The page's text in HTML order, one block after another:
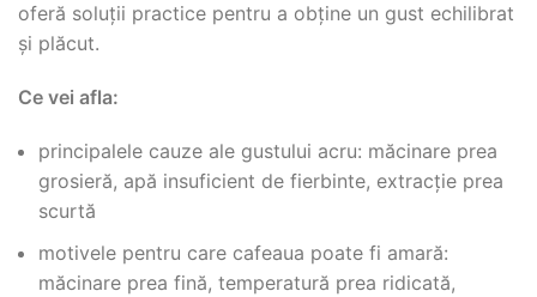
oferă soluții practice pentru a obține un gust echilibrat
și plăcut.
Ce vei afla:
principalele cauze ale gustului acru: măcinare prea
grosieră, apă insuficient de fierbinte, extracție prea
scurtă
motivele pentru care cafeaua poate fi amară:
măcinare prea fină, temperatură prea ridicată,